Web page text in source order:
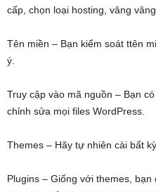
cấp, chọn loại hosting, vâng
Tên miền – Bạn kiểm soát ttên
ý.
Truy cập vào mã nguồn – Bạn
chỉnh sửa mọi files WordPress.
Themes – Hãy tự nhiên cài bất
Plugins – Giống với themes,